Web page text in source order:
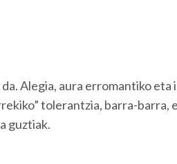
Alegia, aura erromantiko
tolerantzia, barra-
guztiak.